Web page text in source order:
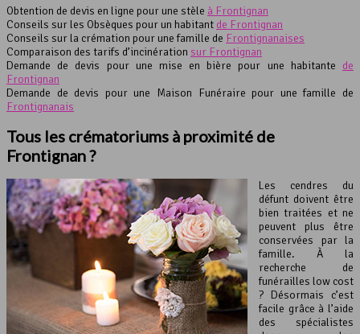
Obtention de devis en ligne pour une stèle à Frontignan
Conseils sur les Obsèques pour un habitant de Frontignan
Conseils sur la crémation pour une famille de Frontignanaises
Comparaison des tarifs d’incinération sur Frontignan
Demande de devis pour une mise en bière pour une habitante de
Frontignan
Demande de devis pour une Maison Funéraire pour une famille de
Frontignanais
Tous les crématoriums à proximité de
Frontignan ?
Les cendres du
défunt doivent être
bien traitées et ne
peuvent plus être
conservées par la
famille. À la
recherche de
funérailles low cost
? Désormais c’est
facile grâce à l’aide
des spécialistes